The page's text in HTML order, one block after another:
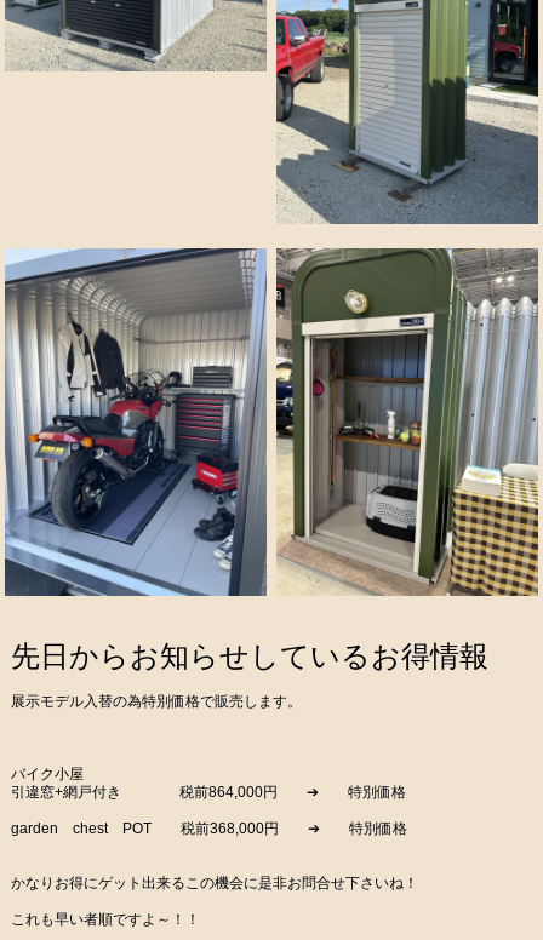
先日からお知らせしているお得情報
展示モデル入替の為特別価格で販売します。
バイク小屋
引違窓+網戸付き 税前864,000円 ➔ 特別価格
garden chest POT 税前368,000円 ➔ 特別価格
かなりお得にゲット出来るこの機会に是非お問合せ下さいね！
これも早い者順ですよ～！！